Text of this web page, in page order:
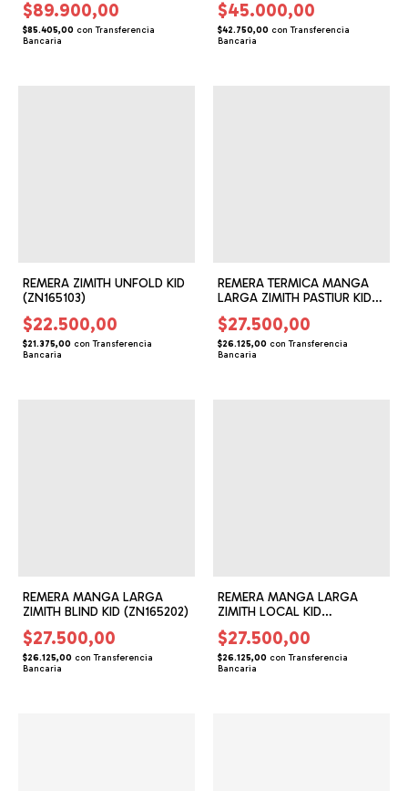
$89.900,00
$85.405,00 con Transferencia
Bancaria
$45.000,00
$42.750,00 con Transferencia
Bancaria
REMERA ZIMITH UNFOLD KID
(ZN165103)
$22.500,00
$21.375,00 con Transferencia
Bancaria
REMERA TERMICA MANGA
LARGA ZIMITH PASTIUR KID
(ZN165201)
$27.500,00
$26.125,00 con Transferencia
Bancaria
REMERA MANGA LARGA
ZIMITH BLIND KID (ZN165202)
$27.500,00
$26.125,00 con Transferencia
Bancaria
REMERA MANGA LARGA
ZIMITH LOCAL KID
(ZN165203)
$27.500,00
$26.125,00 con Transferencia
Bancaria